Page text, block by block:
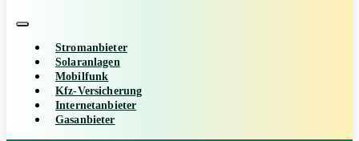
Stromanbieter
Solaranlagen
Mobilfunk
Kfz-Versicherung
Internetanbieter
Gasanbieter